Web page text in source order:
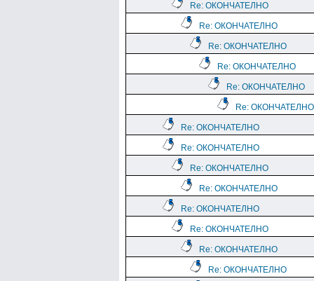
Re: ОКОНЧАТЕЛНО
Re: ОКОНЧАТЕЛНО
Re: ОКОНЧАТЕЛНО
Re: ОКОНЧАТЕЛНО
Re: ОКОНЧАТЕЛНО
Re: ОКОНЧАТЕЛНО
Re: ОКОНЧАТЕЛНО
Re: ОКОНЧАТЕЛНО
Re: ОКОНЧАТЕЛНО
Re: ОКОНЧАТЕЛНО
Re: ОКОНЧАТЕЛНО
Re: ОКОНЧАТЕЛНО
Re: ОКОНЧАТЕЛНО
Re: ОКОНЧАТЕЛНО